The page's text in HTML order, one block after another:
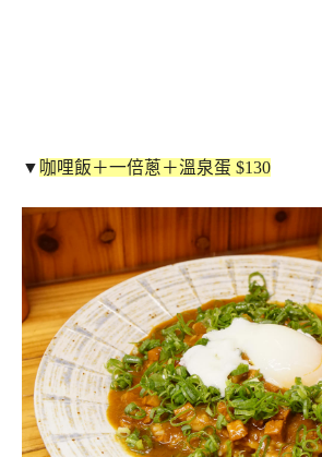
▼ 咖哩飯＋一倍蔥＋溫泉蛋 $130